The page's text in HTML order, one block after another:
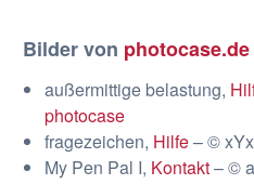
Bilder von photocase.de
außermittige belastung,
photocase
fragezeichen, Hilfe– ©
My Pen Pal I, Kontakt– ©